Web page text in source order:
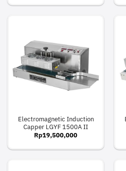
Electromagnetic Induction
Capper LGYF 1500A II
Rp19,500,000